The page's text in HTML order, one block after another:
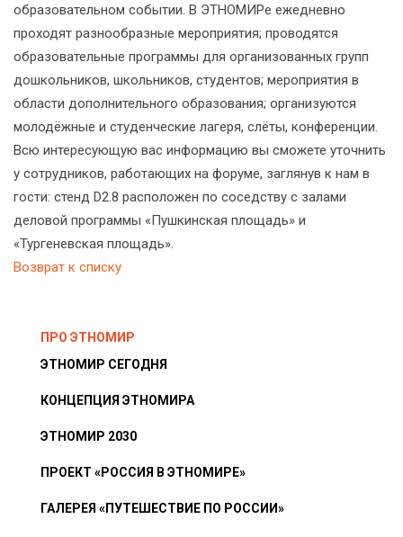
образовательном событии. В ЭТНОМИРе ежедневно
проходят разнообразные мероприятия; проводятся
образовательные программы для организованных групп
дошкольников, школьников, студентов; мероприятия в
области дополнительного образования; организуются
молодёжные и студенческие лагеря, слёты, конференции.
Всю интересующую вас информацию вы сможете уточнить
у сотрудников, работающих на форуме, заглянув к нам в
гости: стенд D2.8 расположен по соседству с залами
деловой программы «Пушкинская площадь» и
«Тургеневская площадь».
Возврат к списку
ПРО ЭТНОМИР
ЭТНОМИР СЕГОДНЯ
КОНЦЕПЦИЯ ЭТНОМИРА
ЭТНОМИР 2030
ПРОЕКТ «РОССИЯ В ЭТНОМИРЕ»
ГАЛЕРЕЯ «ПУТЕШЕСТВИЕ ПО РОССИИ»